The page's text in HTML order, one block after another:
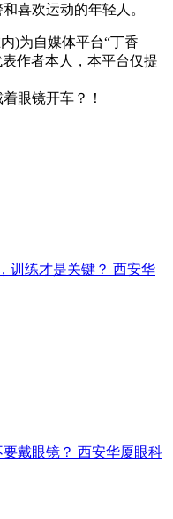
喜欢运动的年轻人。
)为自媒体平台“丁香
作者本人，本平台仅提
眼镜开车？！
训练才是关键？ 西安华
戴眼镜？ 西安华厦眼科